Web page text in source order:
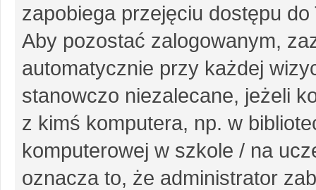
zapobiega przejęciu dostępu
Aby pozostać zalogowanym,
automatycznie przy każdej
stanowczo niezalecane, jeżeli
z kimś komputera, np. w
komputerowej w szkole / na
oznacza to, że administrator